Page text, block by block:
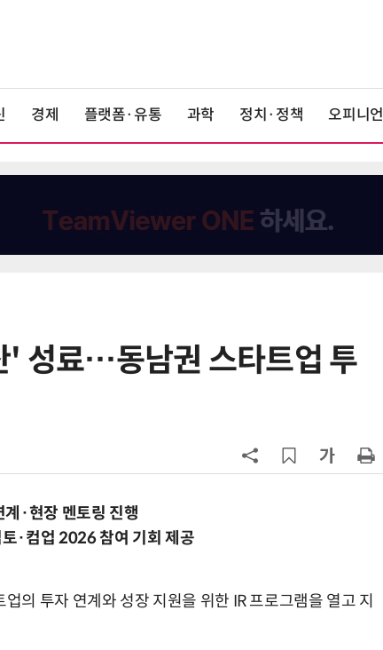
경제 플랫폼·유통 과학 정치·정책 오피니언
' 성료…동남권 스타트업 투
·현장 멘토링 진행
·컴업 2026 참여 기회 제공
의 투자 연계와 성장 지원을 위한 IR 프로그램을 열고 지
6
6월 경상수지 497억달러 '역대 최
영…“생태계 성장 기반 확충”